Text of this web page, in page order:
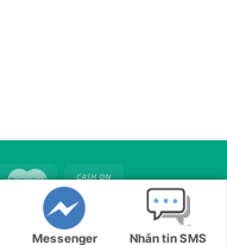
| Thẩm Mỹ Santosa
Messenger Nhắn tin SMS